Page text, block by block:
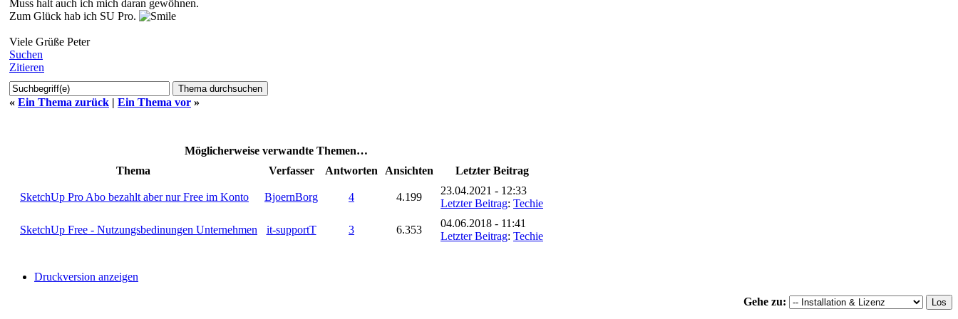
Muss halt auch ich mich daran gewöhnen.
Zum Glück hab ich SU Pro.
Viele Grüße Peter
Suchen
Zitieren
« Ein Thema zurück | Ein Thema vor »
Möglicherweise verwandte Themen…
Thema
Verfasser Antworten Ansichten Letzter Beitrag
SketchUp Pro Abo bezahlt aber nur Free im Konto BjoernBorg 4 4.199
23.04.2021 - 12:33
Letzter Beitrag: Techie
SketchUp Free - Nutzungsbedinungen Unternehmen it-supportT 3 6.353
04.06.2018 - 11:41
Letzter Beitrag: Techie
Druckversion anzeigen
Gehe zu: